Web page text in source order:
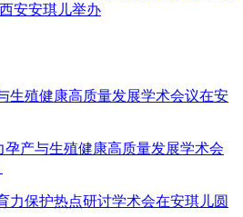
安安琪儿举办
生殖健康高质量发展学术会议在安
孕产与生殖健康高质量发展学术会
力保护热点研讨学术会在安琪儿圆